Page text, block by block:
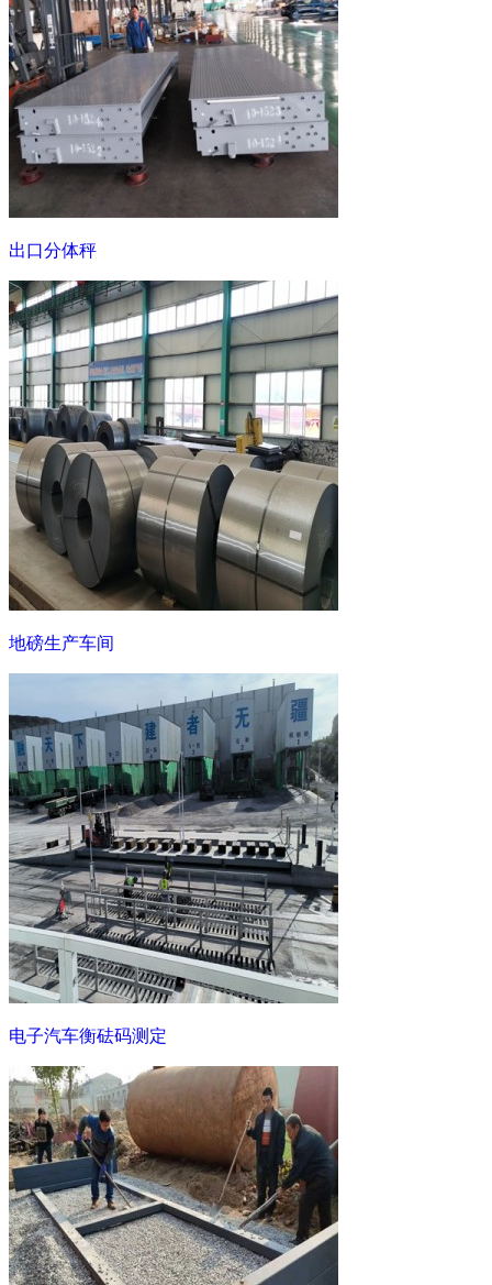
出口分体秤
地磅生产车间
电子汽车衡砝码测定